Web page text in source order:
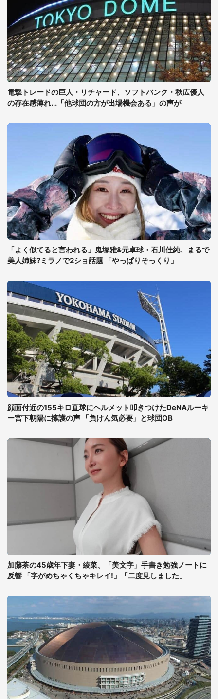
電撃トレードの巨人・リチャード、ソフトバンク・秋広優人
の存在感薄れ...「他球団の方が出場機会ある」の声が
「よく似てると言われる」鬼塚雅&元卓球・石川佳純、まるで
美人姉妹?ミラノで2ショ話題 「やっぱりそっくり」
顔面付近の155キロ直球にヘルメット叩きつけたDeNAルーキ
ー宮下朝陽に擁護の声 「負けん気必要」と球団OB
加藤茶の45歳年下妻・綾菜、「美文字」手書き勉強ノートに
反響 「字がめちゃくちゃキレイ!」「二度見しました」